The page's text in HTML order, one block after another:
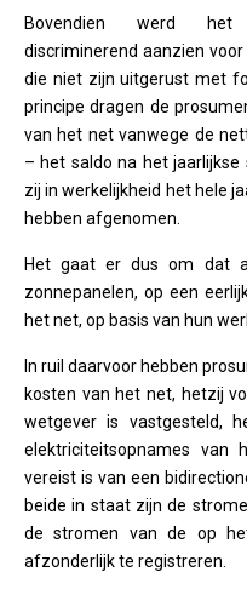
Bovendien werd het
discriminerend aanzien voor
die niet zijn uitgerust met
principe dragen de
van het net vanwege de
– het saldo na het
zij in werkelijkheid het hele
hebben afgenomen.
Het gaat er dus om dat
zonnepanelen, op een
het net, op basis van hun
In ruil daarvoor hebben
kosten van het net, hetzij
wetgever is vastgesteld,
elektriciteitsopnames
vereist is van een
beide in staat zijn de
de stromen van de op
afzonderlijk te registreren.